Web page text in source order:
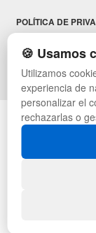
POLÍTICA DE
CONDICIONES DE
CAMBIOS Y
QUIENES SOMOS
©
🍪 Usamos
Utilizamos
experiencia de
personalizar el
rechazarlas o